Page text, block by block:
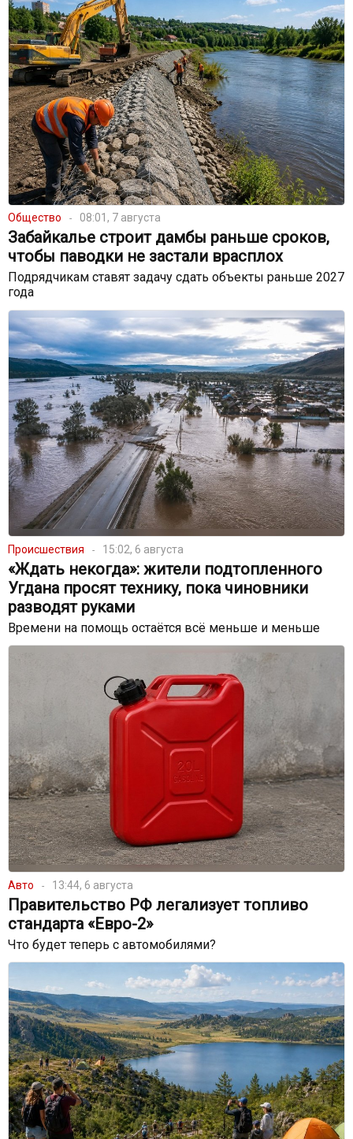
Общество 08:01, 7 августа
Забайкалье строит дамбы раньше сроков,
чтобы паводки не застали врасплох
Подрядчикам ставят задачу сдать объекты раньше 2027
года
Происшествия 15:02, 6 августа
«Ждать некогда»: жители подтопленного
Угдана просят технику, пока чиновники
разводят руками
Времени на помощь остаётся всё меньше и меньше
Авто 13:44, 6 августа
Правительство РФ легализует топливо
стандарта «Евро-2»
Что будет теперь с автомобилями?